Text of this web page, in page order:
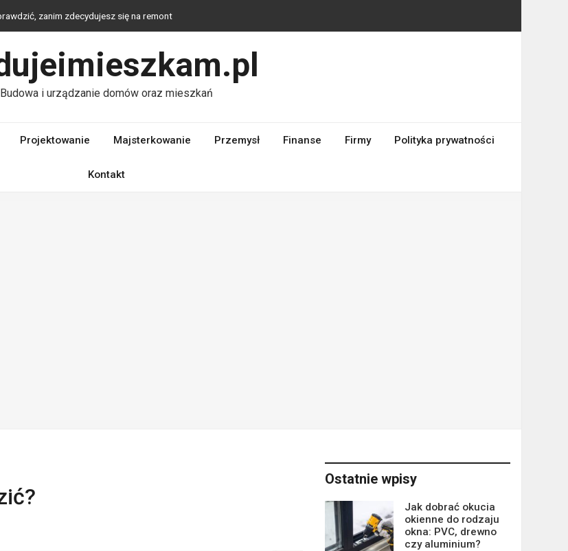
zanim zdecydujesz się na remont
by stworzyć eleganckie i spójne wnętrze?
Budowa i urządzanie domów oraz mieszkań
Projektowanie Majsterkowanie Przemysł Finanse Firmy Polityka prywatności
Kontakt
Ostatnie wpisy
Jak dobrać okucia
okienne do rodzaju
okna: PVC, drewno
czy aluminium?